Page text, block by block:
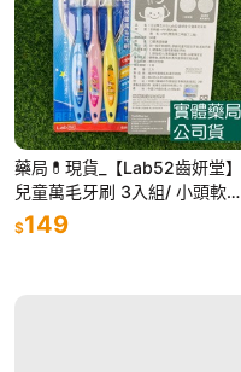
藥局💊現貨_【Lab52齒妍堂】
兒童萬毛牙刷 3入組/ 小頭軟毛
嬰幼兒牙刷 2入組
$149